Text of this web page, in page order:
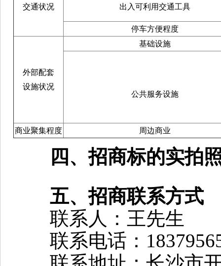
交通状况 出入可利用交通工具
停车方便程度
外部配套
设施状况
基础设施
公共服务设施
商业聚集程度 周边商业
四、招商标的实拍
五、招商联系方式
联系人：王先生
联系电话：